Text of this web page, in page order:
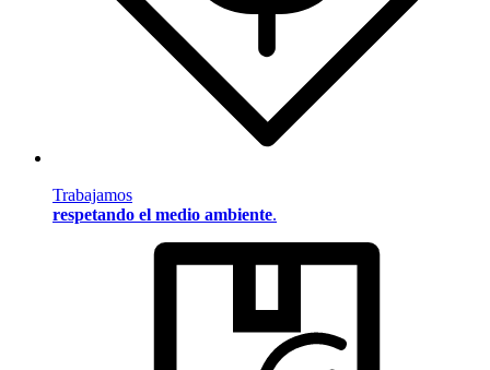
Trabajamos
respetando el medio ambiente.